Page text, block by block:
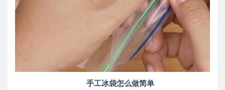
手工冰袋怎么做简单